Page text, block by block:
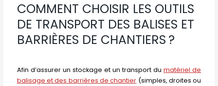
COMMENT CHOISIR LES OUTILS
DE TRANSPORT DES BALISES ET
BARRIÈRES DE CHANTIERS ?
Afin d’assurer un stockage et un transport dumatériel de
balisage et des barrières de chantier (simples, droites ou